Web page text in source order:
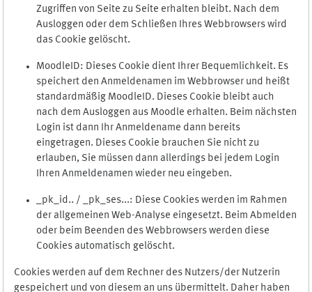
Zugriffen von Seite zu Seite erhalten bleibt. Nach dem
Ausloggen oder dem Schließen Ihres Webbrowsers wird
das Cookie gelöscht.
MoodleID: Dieses Cookie dient Ihrer Bequemlichkeit. Es
speichert den Anmeldenamen im Webbrowser und heißt
standardmäßig MoodleID. Dieses Cookie bleibt auch
nach dem Ausloggen aus Moodle erhalten. Beim nächsten
Login ist dann Ihr Anmeldename dann bereits
eingetragen. Dieses Cookie brauchen Sie nicht zu
erlauben, Sie müssen dann allerdings bei jedem Login
Ihren Anmeldenamen wieder neu eingeben.
_pk_id.. / _pk_ses...: Diese Cookies werden im Rahmen
der allgemeinen Web-Analyse eingesetzt. Beim Abmelden
oder beim Beenden des Webbrowsers werden diese
Cookies automatisch gelöscht.
Cookies werden auf dem Rechner des Nutzers/der Nutzerin
gespeichert und von diesem an uns übermittelt. Daher haben